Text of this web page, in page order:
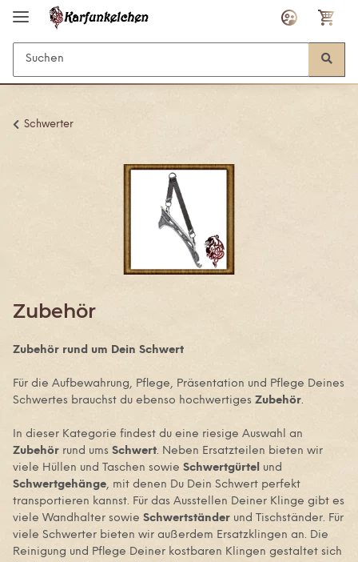
Schwerter
Zubehör
Zubehör rund um Dein Schwert
Für die Aufbewahrung, Pflege, Präsentation und Pflege Deines
Schwertes brauchst du ebenso hochwertiges Zubehör.
In dieser Kategorie findest du eine riesige Auswahl an
Zubehör rund ums Schwert. Neben Ersatzteilen bieten wir
viele Hüllen und Taschen sowie Schwertgürtel und
Schwertgehänge, mit denen Du Dein Schwert perfekt
transportieren kannst. Für das Ausstellen Deiner Klinge gibt es
viele Wandhalter sowie Schwertständer und Tischständer. Für
viele Schwerter bieten wir außerdem Ersatzklingen an. Die
Reinigung und Pflege Deiner kostbaren Klingen gestaltet sich